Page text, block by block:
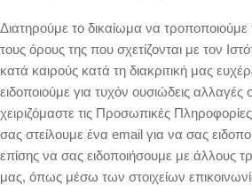
Διατηρούμε το δικαίωμα να
τους όρους της που σχετίζονται με τον
κατά καιρούς κατά τη διακριτική μας
ειδοποιούμε για τυχόν ουσιώδεις
χειριζόμαστε τις Προσωπικές
σας στείλουμε ένα email για να σας
επίσης να σας ειδοποιήσουμε με άλλους
μας, όπως μέσω των στοιχείων